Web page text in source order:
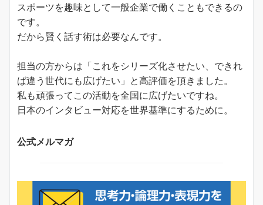
スポーツを趣味として一般企業で働くこともできるの
です。
だから賢く話す術は必要なんです。
担当の方からは「これをシリーズ化させたい、できれ
ば違う世代にも広げたい」と高評価を頂きました。
私も頑張ってこの活動を全国に広げたいですね。
日本のインタビュー対応を世界基準にするために。
公式メルマガ